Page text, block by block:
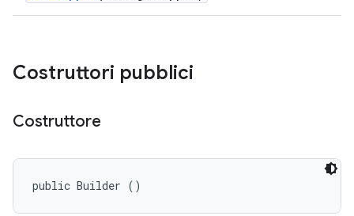
Costruttori pubblici
Costruttore
public Builder ()